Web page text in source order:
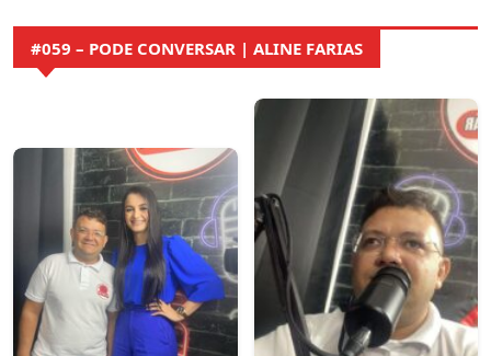
#059 – PODE CONVERSAR | ALINE FARIAS